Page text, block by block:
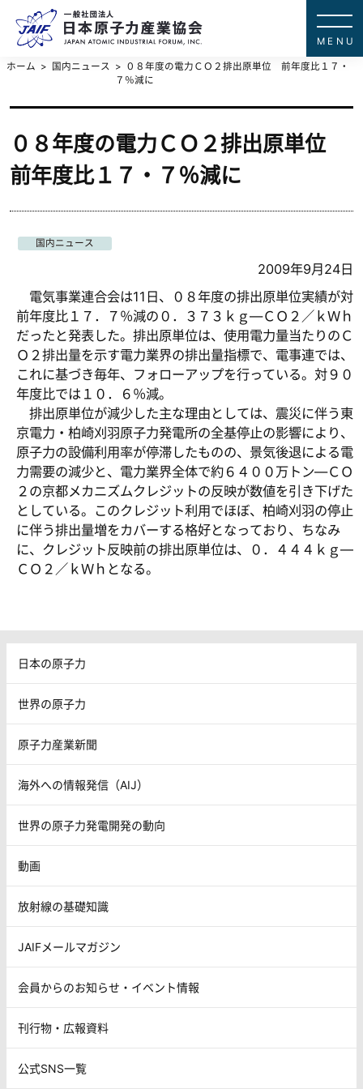
ホーム 国内ニュース
０８年度の電力ＣＯ２排出原単位 前年度比１７・
７％減に
０８年度の電力ＣＯ２排出原単位
前年度比１７・７％減に
国内ニュース
2009年9月24日
電気事業連合会は11日、０８年度の排出原単位実績が対
前年度比１７．７％減の０．３７３ｋｇ―ＣＯ２／ｋＷｈ
だったと発表した。排出原単位は、使用電力量当たりのＣ
Ｏ２排出量を示す電力業界の排出量指標で、電事連では、
これに基づき毎年、フォローアップを行っている。対９０
年度比では１０．６％減。
排出原単位が減少した主な理由としては、震災に伴う東
京電力・柏崎刈羽原子力発電所の全基停止の影響により、
原子力の設備利用率が停滞したものの、景気後退による電
力需要の減少と、電力業界全体で約６４００万トン―ＣＯ
２の京都メカニズムクレジットの反映が数値を引き下げた
としている。このクレジット利用でほぼ、柏崎刈羽の停止
に伴う排出量増をカバーする格好となっており、ちなみ
に、クレジット反映前の排出原単位は、０．４４４ｋｇ―
ＣＯ２／ｋＷｈとなる。
日本の原子力
世界の原子力
原子力産業新聞
海外への情報発信（AIJ）
世界の原子力発電開発の動向
動画
放射線の基礎知識
JAIFメールマガジン
会員からのお知らせ・イベント情報
刊行物・広報資料
公式SNS一覧